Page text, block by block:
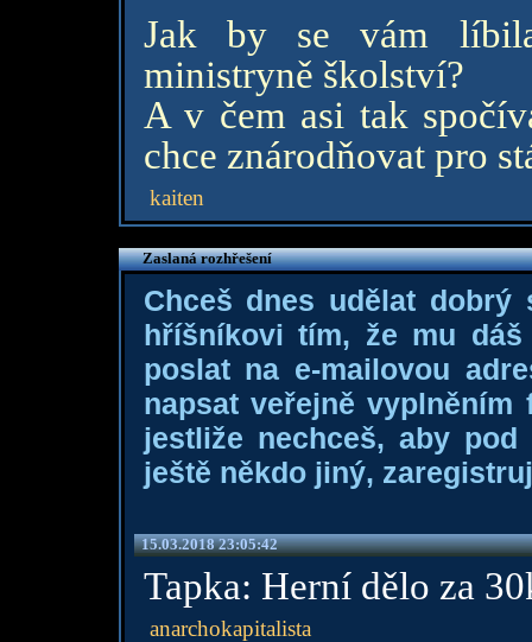
Jak by se vám
ministryně školství?
A v čem asi tak
chce znárodňovat pro
kaiten
Zaslaná rozhřešení
Chceš dnes udělat dobrý
hříšníkovi tím, že mu
poslat na e-mailovou
napsat veřejně
jestliže nechceš, aby
ještě někdo jiný,
15.03.2018 23:05:42
Tapka: Herní dělo za
anarchokapitalista